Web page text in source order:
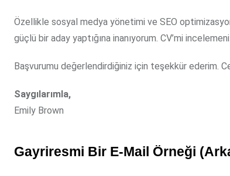
Özellikle sosyal medya yönetimi ve SEO
güçlü bir aday yaptığına inanıyorum. CV’mi
Başvurumu değerlendirdiğiniz için teşekkür ederim.
Saygılarımla,
Emily Brown
Gayriresmi Bir E-Mail Örneği